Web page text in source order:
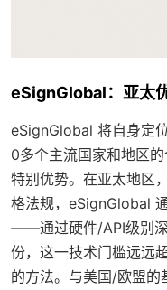
eSignGlobal：亚太
eSignGlobal 将自身定
0多个主流国家和地区
特别优势。在亚太地区
格法规，eSignGlobal
——通过硬件/API级别深
份，这一技术门槛远远
的方法。与美国/欧盟的